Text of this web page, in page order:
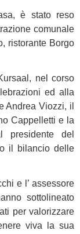
è stato reso
comunale
ristorante Borgo
nel corso
ed alla
Andrea Viozzi, il
Cappelletti e la
presidente del
il bilancio delle
e l’ assessore
sottolineato
per valorizzare
viva la sua